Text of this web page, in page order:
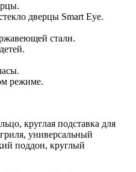
дверцы Smart Eye.
стали.
режиме.
круглая подставка для
универсальный
поддон, круглый